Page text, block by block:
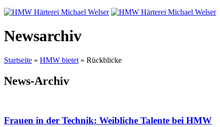
Newsarchiv
Startseite » HMW bietet » Rückblicke
News-Archiv
Frauen in der Technik: Weibliche Talente bei HMW